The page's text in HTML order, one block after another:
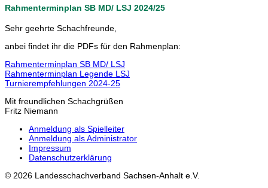
Rahmenterminplan SB MD/ LSJ 2024/25
Sehr geehrte Schachfreunde,
anbei findet ihr die PDFs für den Rahmenplan:
Rahmenterminplan SB MD/ LSJ
Rahmenterminplan Legende LSJ
Turnierempfehlungen 2024-25
Mit freundlichen Schachgrüßen
Fritz Niemann
Anmeldung als Spielleiter
Anmeldung als Administrator
Impressum
Datenschutzerklärung
© 2026 Landesschachverband Sachsen-Anhalt e.V.